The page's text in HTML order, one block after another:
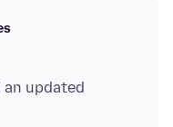
updated